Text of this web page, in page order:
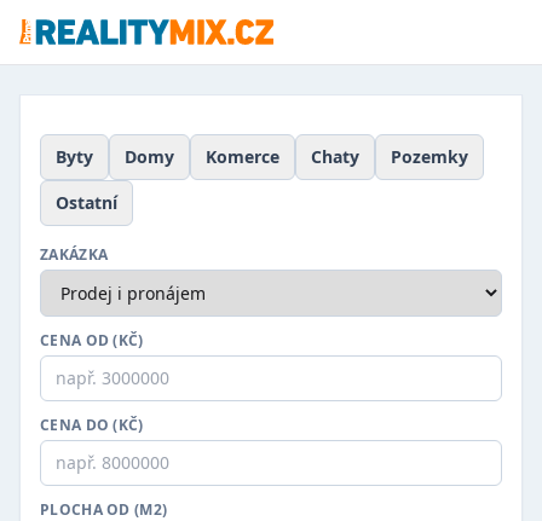
Byty Domy Komerce Chaty
Pozemky
Ostatní
ZAKÁZKA
CENA OD (KČ)
CENA DO (KČ)
PLOCHA OD (M2)